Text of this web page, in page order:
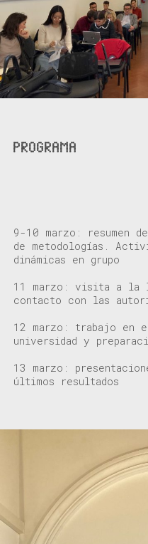
PROGRAMA
9-10 marzo: resumen
de metodologías.
dinámicas en grupo
11 marzo: visita a la
contacto con las
12 marzo: trabajo en
universidad y
13 marzo:
últimos resultados